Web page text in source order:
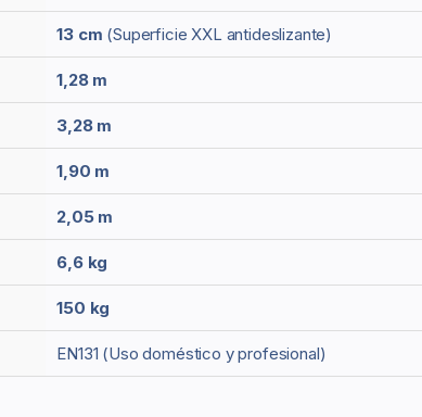
13 cm (Superficie XXL antideslizante)
1,28 m
3,28 m
1,90 m
2,05 m
6,6 kg
150 kg
EN131 (Uso doméstico y profesional)